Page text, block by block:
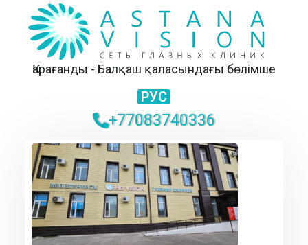
Қарағанды - Балқаш қаласындағы бөлімше
РУС
+77083740336